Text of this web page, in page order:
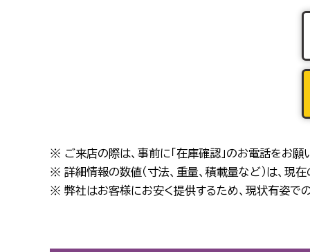
※ ご来店の際は、事前に「在庫確認」のお電話をお願
※ 詳細情報の数値（寸法、重量、積載量など）は、
※ 弊社はお客様にお安く提供するため、現状有姿で